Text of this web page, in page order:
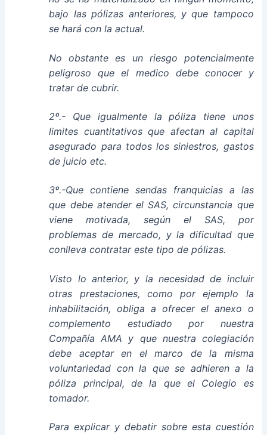
bajo las pólizas anteriores, y que tampoco
se hará con la actual.
No obstante es un riesgo potencialmente
peligroso que el medico debe conocer y
tratar de cubrir.
2º.- Que igualmente la póliza tiene unos
limites cuantitativos que afectan al capital
asegurado para todos los siniestros, gastos
de juicio etc.
3º.-Que contiene sendas franquicias a las
que debe atender el SAS, circunstancia que
viene motivada, según el SAS, por
problemas de mercado, y la dificultad que
conlleva contratar este tipo de pólizas.
Visto lo anterior, y la necesidad de incluir
otras prestaciones, como por ejemplo la
inhabilitación, obliga a ofrecer el anexo o
complemento estudiado por nuestra
Compañía AMA y que nuestra colegiación
debe aceptar en el marco de la misma
voluntariedad con la que se adhieren a la
póliza principal, de la que el Colegio es
tomador.
Para explicar y debatir sobre esta cuestión